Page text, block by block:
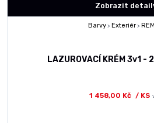
Zobrazit
Barvy>Exteriér>
LAZUROVACÍ KRÉM 3v1 -
1 458,00 Kč / KS